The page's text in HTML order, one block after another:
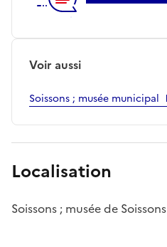
Voir aussi
Soissons ; musée municipal
Localisation
Soissons ; musée de Soissons